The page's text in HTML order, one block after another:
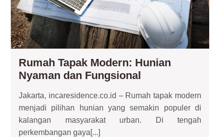
Rumah Tapak Modern: Hunian
Nyaman dan Fungsional
Modern:
Hunian
Nyaman
Jakarta, incaresidence.co.id – Rumah tapak modern
menjadi pilihan hunian yang semakin populer di
kalangan masyarakat urban. Di tengah
perkembangan gaya[...]